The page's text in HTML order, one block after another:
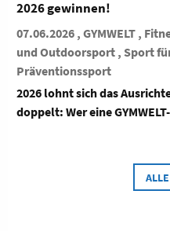
2026 gewinnen!
07.06.2026 , GYMWELT ,
und Outdoorsport , Sport
Präventionssport
2026 lohnt sich das
doppelt: Wer eine